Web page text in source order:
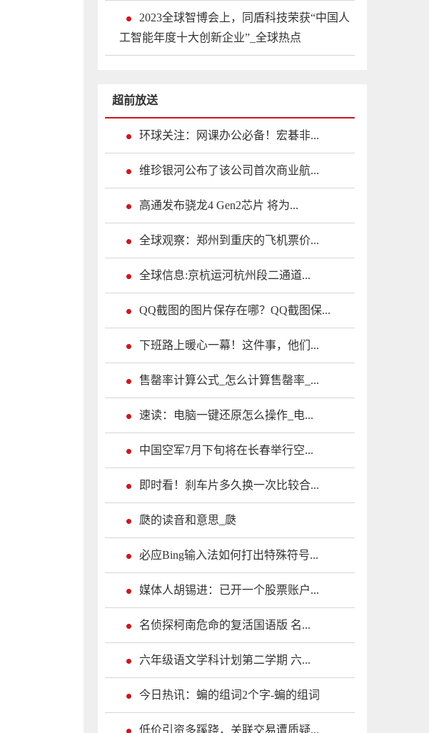
2023全球智博会上，同盾科技荣获“中国人
工智能年度十大创新企业”_全球热点
超前放送
环球关注：网课办公必备！宏碁非...
维珍银河公布了该公司首次商业航...
高通发布骁龙4 Gen2芯片 将为...
全球观察：郑州到重庆的飞机票价...
全球信息:京杭运河杭州段二通道...
QQ截图的图片保存在哪？QQ截图保...
下班路上暖心一幕！这件事，他们...
售罄率计算公式_怎么计算售罄率_...
速读：电脑一键还原怎么操作_电...
中国空军7月下旬将在长春举行空...
即时看！刹车片多久换一次比较合...
瓞的读音和意思_瓞
必应Bing输入法如何打出特殊符号...
媒体人胡锡进：已开一个股票账户...
名侦探柯南危命的复活国语版 名...
六年级语文学科计划第二学期 六...
今日热讯：蝙的组词2个字-蝙的组词
低价引资多蹊跷，关联交易遭质疑...